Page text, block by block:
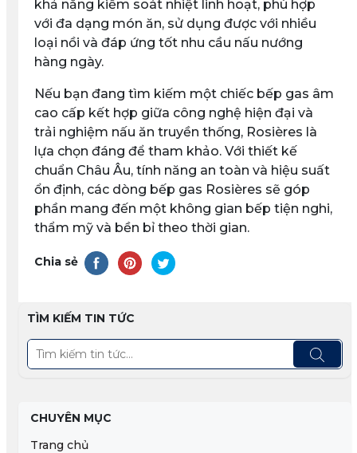
khả năng kiểm soát nhiệt linh hoạt, phù hợp
với đa dạng món ăn, sử dụng được với nhiều
loại nồi và đáp ứng tốt nhu cầu nấu nướng
hàng ngày.
Nếu bạn đang tìm kiếm một chiếc bếp gas âm
cao cấp kết hợp giữa công nghệ hiện đại và
trải nghiệm nấu ăn truyền thống, Rosières là
lựa chọn đáng để tham khảo. Với thiết kế
chuẩn Châu Âu, tính năng an toàn và hiệu suất
ổn định, các dòng bếp gas Rosières sẽ góp
phần mang đến một không gian bếp tiện nghi,
thẩm mỹ và bền bỉ theo thời gian.
Chia sẻ
TÌM KIẾM TIN TỨC
CHUYÊN MỤC
Trang chủ